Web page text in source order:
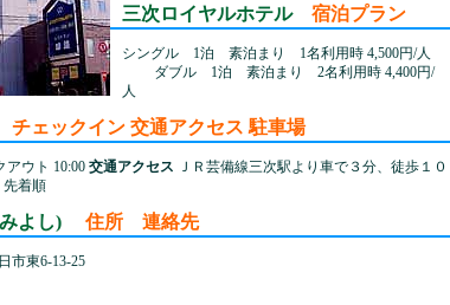
三次ロイヤルホテル 宿泊プラン
シングル 1泊 素泊まり 1名利用時 4,500円/人
ダブル 1泊 素泊まり 2名利用時 4,400円/
人
チェックイン 交通アクセス 駐車場
アウト 10:00 交通アクセス ＪＲ芸備線三次駅より車で３分、徒歩１０
着順
みよし) 住所 連絡先
市東6-13-25